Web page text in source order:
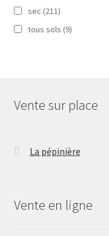
sec (211)
tous sols (9)
Vente sur place
La pépinière
Vente en ligne